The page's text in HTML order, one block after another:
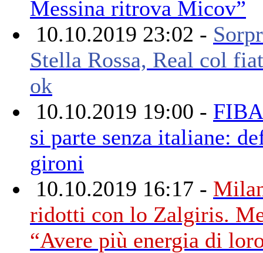
Messina ritrova Micov”
10.10.2019 23:02 -
Stella Rossa, Real col
ok
10.10.2019 19:00 -
si parte senza italiane:
gironi
10.10.2019 16:17 -
ridotti con lo Zalgiris.
“Avere più energia di